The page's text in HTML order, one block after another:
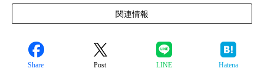
関連情報
Share Post LINE Hatena